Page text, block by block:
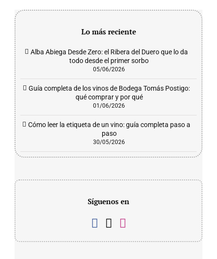
Lo más reciente
Alba Abiega Desde Zero: el Ribera del Duero que lo da
todo desde el primer sorbo
05/06/2026
Guía completa de los vinos de Bodega Tomás Postigo:
qué comprar y por qué
01/06/2026
Cómo leer la etiqueta de un vino: guía completa paso a
paso
30/05/2026
Síguenos en